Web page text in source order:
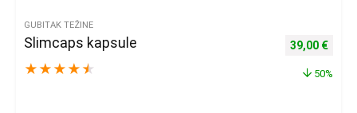
GUBITAK TEŽINE
Slimcaps kapsule
★ ★ ★ ★ ★
Izvorna
39,00 €
50%